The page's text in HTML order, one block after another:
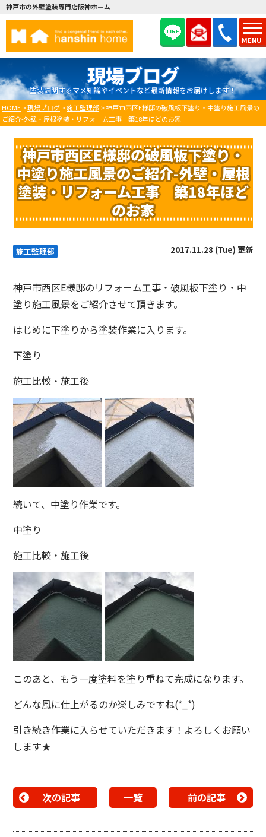
MENU
神戸市の外壁塗装専門店阪神ホーム
現場ブログ
塗装に関するマメ知識やイベントなど最新情報をお届けします！
HOME>現場ブログ>施工監理部 >神戸市西区E様邸の破風板下塗り・中塗り施工風景の
ご紹介-外壁・屋根塗装・リフォーム工事 築18年ほどのお家
神戸市西区E様邸の破風板下塗り・
中塗り施工風景のご紹介-外壁・屋根
塗装・リフォーム工事 築18年ほど
のお家
施工監理部 2017.11.28 (Tue) 更新
神戸市西区E様邸のリフォーム工事・破風板下塗り・中
塗り施工風景をご紹介させて頂きます。
はじめに下塗りから塗装作業に入ります。
下塗り
施工比較・施工後
続いて、中塗り作業です。
中塗り
施工比較・施工後
このあと、もう一度塗料を塗り重ねて完成になります。
どんな風に仕上がるのか楽しみですね(*_*)
引き続き作業に入らせていただきます！よろしくお願い
します★
次の記事 一覧 前の記事